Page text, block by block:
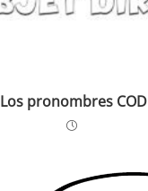
Los pronombres COD